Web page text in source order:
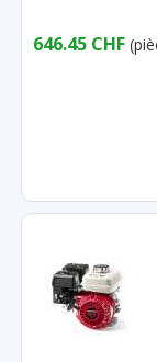
646.45 CHF